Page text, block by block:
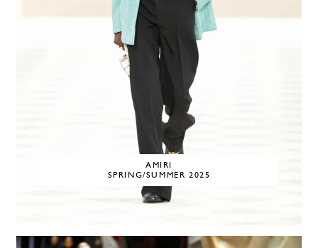
AMIRI
SPRING/SUMMER 2025